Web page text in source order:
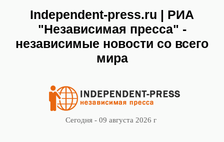
Independent-press.ru | РИА
"Независимая пресса" -
независимые новости со всего
мира
Сегодня - 09 августа 2026 г